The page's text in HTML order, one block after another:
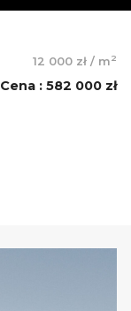
12 000 zł / m2
Cena : 582 000 zł